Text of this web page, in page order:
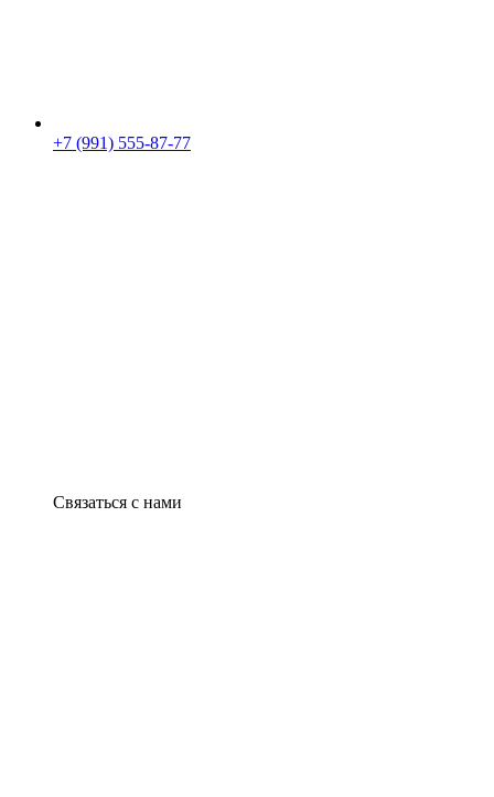
+7 (991) 555-87-77
Связаться с нами